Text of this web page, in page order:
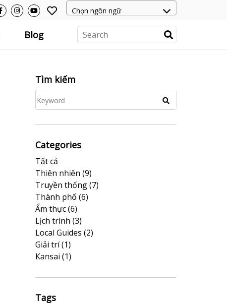
Blog
Tìm kiếm
Categories
Tất cả
Thiên nhiên (9)
Truyền thống(7)
Thành phố (6)
Ẩm thực(6)
Lịch trình (3)
Local Guides (2)
Giải trí(1)
Kansai (1)
Tags